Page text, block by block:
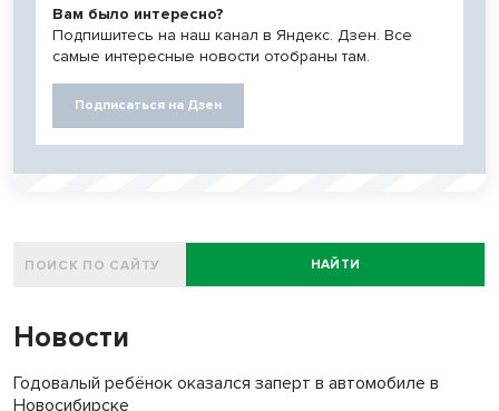
Вам было интересно?
Подпишитесь на наш канал в Яндекс. Дзен. Все
самые интересные новости отобраны там.
Подписаться на Дзен
НАЙТИ
Новости
Годовалый ребёнок оказался заперт в автомобиле в
Новосибирске